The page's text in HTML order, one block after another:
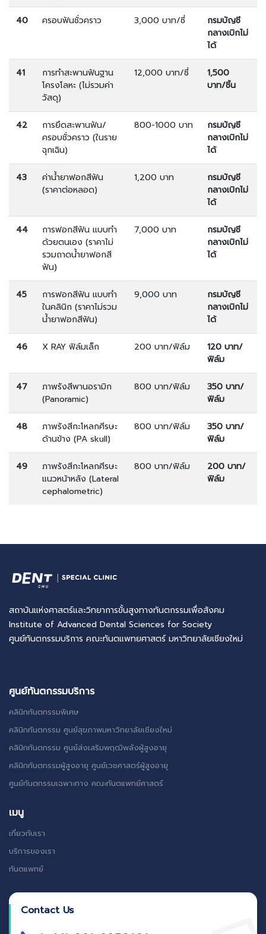
40 ครอบฟันชั่วคราว 3,000 บาท/ซี่
กรมบัญชี
กลางเบิกไม่
ได้
41
การทำสะพานฟันฐาน
โครงโลหะ (ไม่รวมค่า
วัสดุ)
12,000 บาท/ซี่
1,500
บาท/ชิ้น
42
การยึดสะพานฟัน/
ครอบชั่วคราว (ในราย
ฉุกเฉิน)
800-1000 บาท
กรมบัญชี
กลางเบิกไม่
ได้
43
ค่าน้ำยาฟอกสีฟัน
(ราคาต่อหลอด)
1,200 บาท
กรมบัญชี
กลางเบิกไม่
ได้
44
การฟอกสีฟัน แบบทำ
ด้วยตนเอง (ราคาไม่
รวมถาดน้ำยาฟอกสี
ฟัน)
7,000 บาท
กรมบัญชี
กลางเบิกไม่
ได้
45
การฟอกสีฟัน แบบทำ
ในคลินิก (ราคาไม่รวม
น้ำยาฟอกสีฟัน)
9,000 บาท
กรมบัญชี
กลางเบิกไม่
ได้
46 X RAY ฟิล์มเล็ก 200 บาท/ฟิล์ม
120 บาท/
ฟิล์ม
47
ภาพรังสีพานอรามิก
(Panoramic)
800 บาท/ฟิล์ม
350 บาท/
ฟิล์ม
48
ภาพรังสีกะโหลกศีรษะ
ด้านข้าง (PA skull)
800 บาท/ฟิล์ม
350 บาท/
ฟิล์ม
49
ภาพรังสีกะโหลกศีรษะ
แนวหน้าหลัง (Lateral
cephalometric)
800 บาท/ฟิล์ม
200 บาท/
ฟิล์ม
สถาบันแห่งศาสตร์และวิทยาการขั้นสูงทางทันตกรรมเพื่อสังคม
Institute of Advanced Dental Sciences for Society
ศูนย์ทันตกรรมบริการ คณะทันตแพทยศาสตร์ มหาวิทยาลัยเชียงใหม่
ศูนย์ทันตกรรมบริการ
คลินิกทันตกรรมพิเศษ
คลินิกทันตกรรม ศูนย์สุขภาพมหาวิทยาลัยเชียงใหม่
คลินิกทันตกรรม ศูนย์ส่งเสริมพฤฒิพลังผู้สูงอายุ
คลินิกทันตกรรมผู้สูงอายุ ศูนย์เวชศาสตร์ผู้สูงอายุ
ศูนย์ทันตกรรมเฉพาะทาง คณะทันตแพทย์ศาสตร์
เมนู
เกี่ยวกับเรา
บริการของเรา
ทันตแพทย์
Contact Us